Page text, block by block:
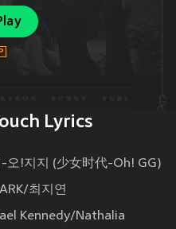
Lyrics
오!지지 (少女时代-Oh! GG)
최지연
Kennedy/Nathalia